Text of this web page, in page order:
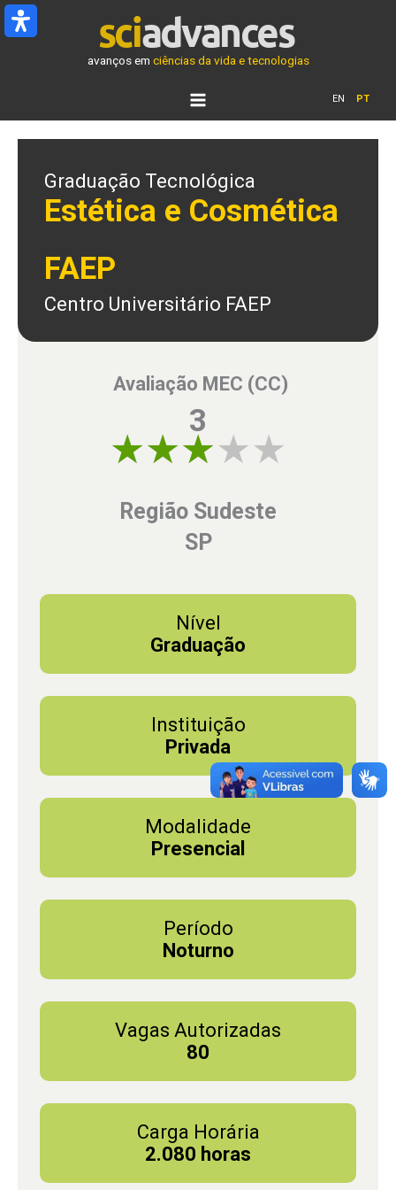
Ir
para
avanços em ciências da vida e tecnologias
EN PT
Graduação Tecnológica
Estética e Cosmética
FAEP
Centro Universitário FAEP
Avaliação MEC (CC)
3
Região Sudeste
SP
Nível
Graduação
Instituição
Privada
Modalidade
Presencial
Período
Noturno
Vagas Autorizadas
80
Carga Horária
2.080 horas